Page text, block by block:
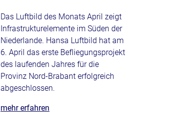
Das Luftbild des Monats April zeigt
Infrastrukturelemente im Süden der
Niederlande. Hansa Luftbild hat am
6. April das erste Befliegungsprojekt
des laufenden Jahres für die
Provinz Nord-Brabant erfolgreich
abgeschlossen.
mehr erfahren